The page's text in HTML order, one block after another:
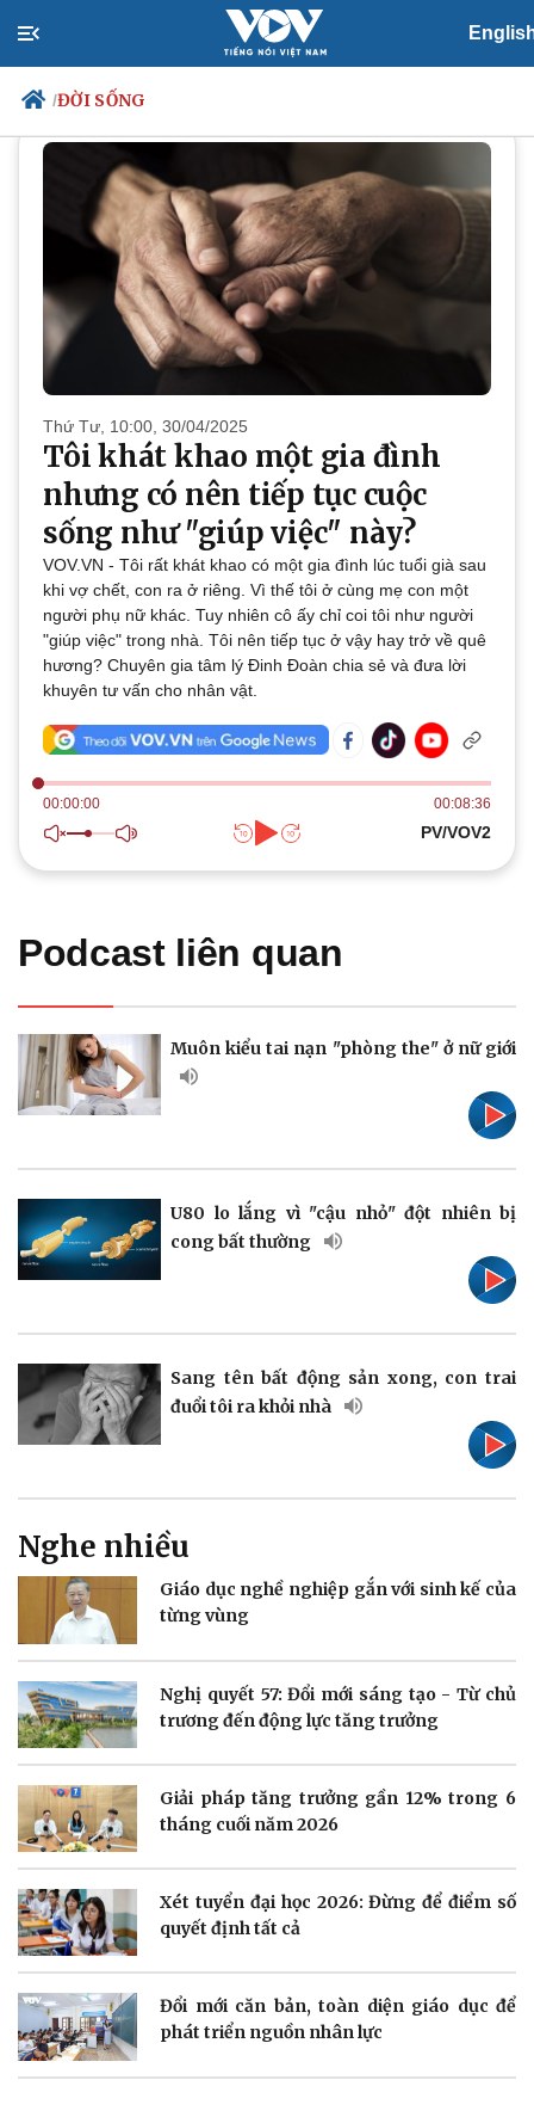
/ĐỜI SỐNG
Tổ chức nhân sự
Quốc hội
Nhận diện sự thật
Xã hội
Tin 24h
Dự báo thời tiết
Giáo dục
Dấu ấn VOV
Quan sát
Cuộc sống đó đây
Hồ sơ
Multimedia
Video
Ảnh
E-Magazine
Infographic
Kinh tế
Bất động sản
Thị trường
Giá cà phê
Quân sự - Quốc phòng
Phân tích
Thể thao
Bóng đá
Lịch thi đấu bóng đá
Ô tô - Xe máy
Ô tô
Doanh nghiệp
Thông tin doanh nghiệp
Doanh nghiệp 24h
Doanh nhân
Vì cộng đồng
Sành điệu
Tin Công nghệ
Trải nghiệm
Chuyển đổi số
Sức khỏe
Cây thuốc
Sản phụ khoa
Nhi khoa
Blog
Tình yêu - Gia đình
ĐỜI SỐNG
Thứ Tư, 10:00, 30/04/2025
Tôi khát khao một gia đình
nhưng có nên tiếp tục cuộc
sống như "giúp việc" này?
VOV.VN - Tôi rất khát khao có một gia đình lúc tuổi già sau
khi vợ chết, con ra ở riêng. Vì thế tôi ở cùng mẹ con một
người phụ nữ khác. Tuy nhiên cô ấy chỉ coi tôi như người
"giúp việc" trong nhà. Tôi nên tiếp tục ở vậy hay trở về quê
hương? Chuyên gia tâm lý Đinh Đoàn chia sẻ và đưa lời
khuyên tư vấn cho nhân vật.
00:00:00 00:08:36
PV/VOV2
Podcast liên quan
Muôn kiểu tai nạn "phòng the" ở nữ giới
U80 lo lắng vì "cậu nhỏ" đột nhiên bị
cong bất thường
Sang tên bất động sản xong, con trai
đuổi tôi ra khỏi nhà
Nghe nhiều
Giáo dục nghề nghiệp gắn với sinh kế của
từng vùng
Nghị quyết 57: Đổi mới sáng tạo - Từ chủ
trương đến động lực tăng trưởng
Giải pháp tăng trưởng gần 12% trong 6
tháng cuối năm 2026
Xét tuyển đại học 2026: Đừng để điểm số
quyết định tất cả
Đổi mới căn bản, toàn diện giáo dục để
phát triển nguồn nhân lực